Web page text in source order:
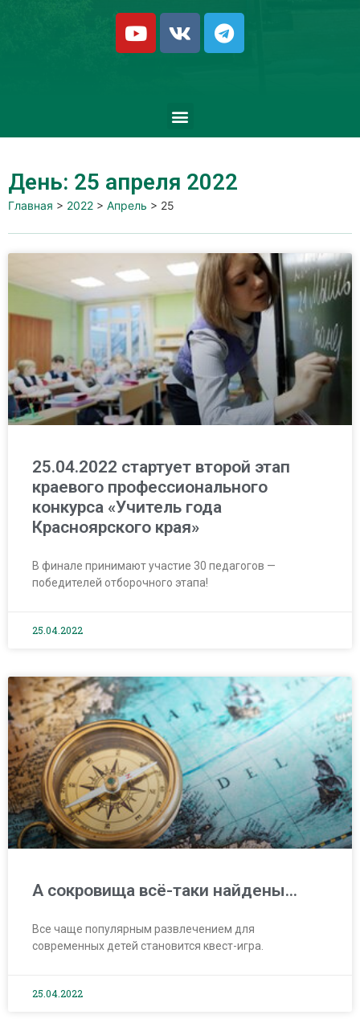
День: 25 апреля 2022
Главная > 2022 > Апрель > 25
25.04.2022 стартует второй этап
краевого профессионального
конкурса «Учитель года
Красноярского края»
В финале принимают участие 30 педагогов —
победителей отборочного этапа!
25.04.2022
А сокровища всё-таки найдены…
Все чаще популярным развлечением для
современных детей становится квест-игра.
25.04.2022